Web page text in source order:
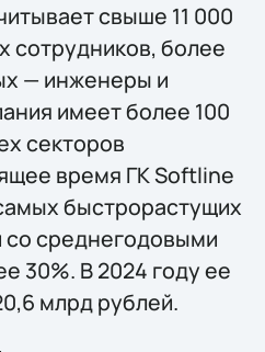
свыше 11 000
сотрудников, более
— инженеры и
имеет более 100
секторов
время ГК Softline
быстрорастущих
со среднегодовыми
30%. В 2024 году ее
млрд рублей.